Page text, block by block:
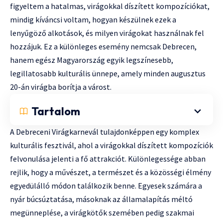
figyeltem a hatalmas, virágokkal díszített kompozíciókat,
mindig kíváncsi voltam, hogyan készülnek ezek a
lenyűgöző alkotások, és milyen virágokat használnak fel
hozzájuk. Ez a különleges esemény nemcsak Debrecen,
hanem egész Magyarország egyik legszínesebb,
legillatosabb kulturális ünnepe, amely minden augusztus
20-án virágba borítja a várost.
Tartalom
A Debreceni Virágkarnevál tulajdonképpen egy komplex
kulturális fesztivál, ahol a virágokkal díszített kompozíciók
felvonulása jelenti a fő attrakciót. Különlegessége abban
rejlik, hogy a művészet, a természet és a közösségi élmény
egyedülálló módon találkozik benne. Egyesek számára a
nyár búcsúztatása, másoknak az államalapítás méltó
megünneplése, a virágkötők szemében pedig szakmai